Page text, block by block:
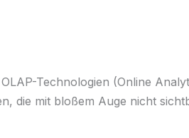
Technologien (Online
die mit bloßem Auge nicht